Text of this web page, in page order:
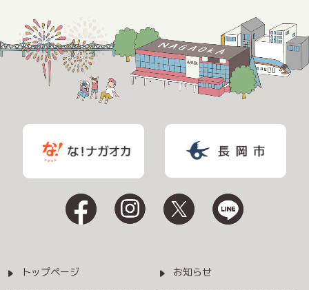
トップページ お知らせ